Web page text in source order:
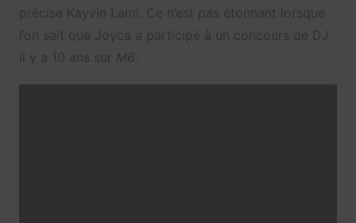
précise Kayvin Lami. Ce n’est pas étonnant lorsque
l’on sait que Joyca a participé à un concours de DJ
il y a 10 ans sur M6